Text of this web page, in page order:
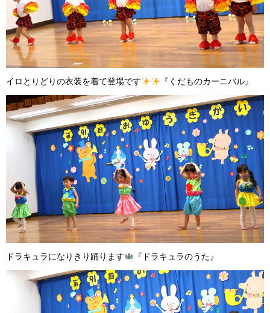
イロとりどりの衣装を着て登場です 『くだものカーニバル』
ドラキュラになりきり踊ります 『ドラキュラのうた』